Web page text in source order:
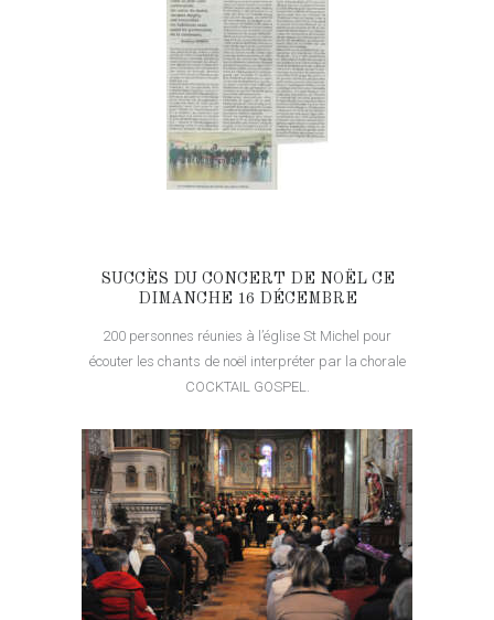
SUCCÈS DU CONCERT DE NOËL CE
DIMANCHE 16 DÉCEMBRE
200 personnes réunies à l’église St Michel pour
écouter les chants de noël interpréter par la chorale
COCKTAIL GOSPEL.